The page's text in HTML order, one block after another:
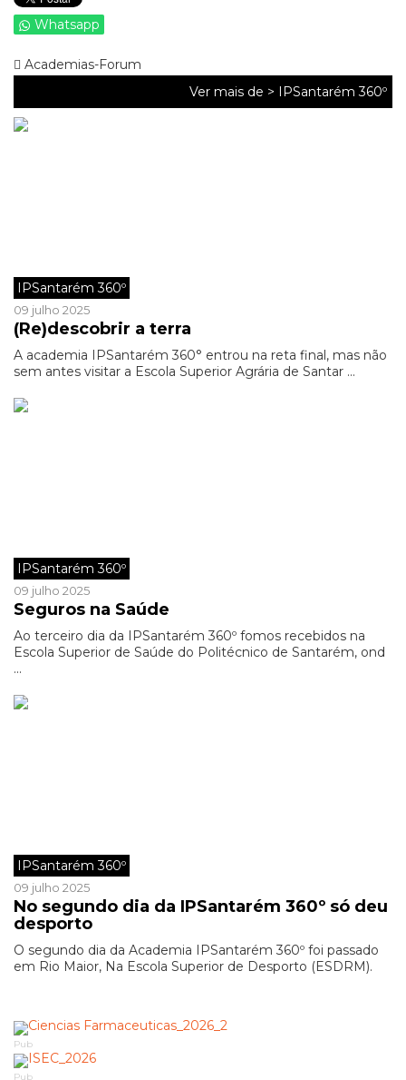
Whatsapp
Academias-Forum
Ver mais de > IPSantarém 360º
IPSantarém 360º
09 julho 2025
(Re)descobrir a terra
A academia IPSantarém 360° entrou na reta final, mas não
sem antes visitar a Escola Superior Agrária de Santar ...
IPSantarém 360º
09 julho 2025
Seguros na Saúde
Ao terceiro dia da IPSantarém 360º fomos recebidos na
Escola Superior de Saúde do Politécnico de Santarém, ond
...
IPSantarém 360º
09 julho 2025
No segundo dia da IPSantarém 360º só deu
desporto
O segundo dia da Academia IPSantarém 360º foi passado
em Rio Maior, Na Escola Superior de Desporto (ESDRM).
Pub
Pub